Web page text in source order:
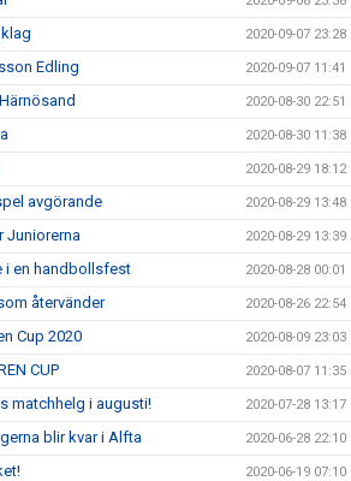
2020-09-07 23:28
Edling 2020-09-07 11:41
2020-08-30 22:51
2020-08-30 11:38
2020-08-29 18:12
avgörande 2020-08-29 13:48
Juniorerna 2020-08-29 13:39
i en handbollsfest 2020-08-28 00:01
återvänder 2020-08-26 22:54
Cup 2020 2020-08-09 23:03
CUP 2020-08-07 11:35
matchhelg i augusti! 2020-07-28 13:17
blir kvar i Alfta 2020-06-28 22:10
2020-06-19 07:10